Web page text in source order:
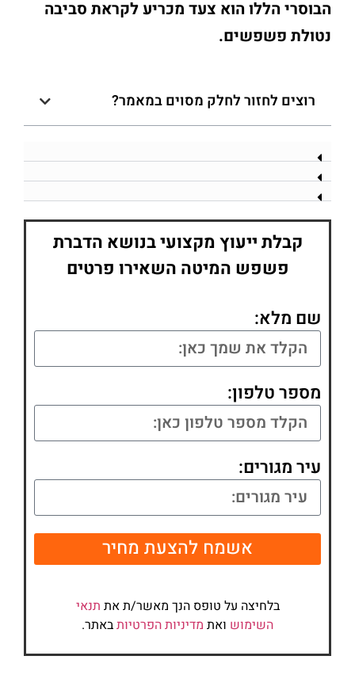
הבוסרי הללו הוא צעד מכריע לקראת סביבה
נטולת פשפשים.
רוצים לחזור לחלק מסוים במאמר?
קבלת ייעוץ מקצועי בנושא הדברת
פשפש המיטה השאירו פרטים
שם מלא:
מספר טלפון:
עיר מגורים:
אשמח להצעת מחיר
בלחיצה על טופס הנך מאשר/ת את תנאי
השימוש ואת מדיניות הפרטיותבאתר.